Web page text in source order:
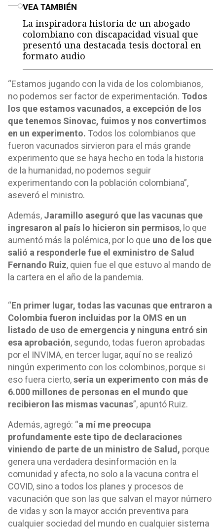
VEA TAMBIÉN
La inspiradora historia de un abogado
colombiano con discapacidad visual que
presentó una destacada tesis doctoral en
formato audio
“Estamos jugando con la vida de los colombianos,
no podemos ser factor de experimentación. Todos
los que estamos vacunados, a excepción de los
que tenemos Sinovac, fuimos y nos convertimos
en un experimento. Todos los colombianos que
fueron vacunados sirvieron para el más grande
experimento que se haya hecho en toda la historia
de la humanidad, no podemos seguir
experimentando con la población colombiana”,
aseveró el ministro.
Además, Jaramillo aseguró que las vacunas que
ingresaron al país lo hicieron sin permisos, lo que
aumentó más la polémica, por lo que uno de los que
salió a responderle fue el exministro de Salud
Fernando Ruiz, quien fue el que estuvo al mando de
la cartera en el año de la pandemia.
“En primer lugar, todas las vacunas que entraron a
Colombia fueron incluidas por la OMS en un
listado de uso de emergencia y ninguna entró sin
esa aprobación, segundo, todas fueron aprobadas
por el INVIMA, en tercer lugar, aquí no se realizó
ningún experimento con los colombinos, porque si
eso fuera cierto,sería un experimento con más de
6.000 millones de personas en el mundo que
recibieron las mismas vacunas”, apuntó Ruiz.
Además, agregó: “a mí me preocupa
profundamente este tipo de declaraciones
viniendo de parte de un ministro de Salud, porque
genera una verdadera desinformación en la
comunidad y afecta, no solo a la vacuna contra el
COVID, sino a todos los planes y procesos de
vacunación que son las que salvan el mayor número
de vidas y son la mayor acción preventiva para
cualquier sociedad del mundo en cualquier sistema